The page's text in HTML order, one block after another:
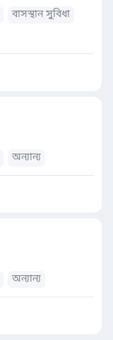
বাসস্থান সুবিধা
অন্যান্য
অন্যান্য